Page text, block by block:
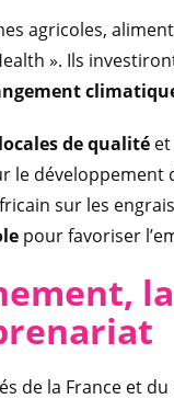
agricoles,
». Ils
de qualité et
développement
sur les
pour favoriser
de la France et